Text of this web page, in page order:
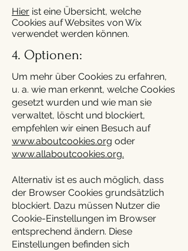
Hier ist eine Übersicht, welche
Cookies auf Websites von Wix
verwendet werden können.
4. Optionen:
Um mehr über Cookies zu erfahren,
u. a. wie man erkennt, welche Cookies
gesetzt wurden und wie man sie
verwaltet, löscht und blockiert,
empfehlen wir einen Besuch auf
www.aboutcookies.org oder
www.allaboutcookies.org.
Alternativ ist es auch möglich, dass
der Browser Cookies grundsätzlich
blockiert. Dazu müssen Nutzer die
Cookie-Einstellungen im Browser
entsprechend ändern. Diese
Einstellungen befinden sich